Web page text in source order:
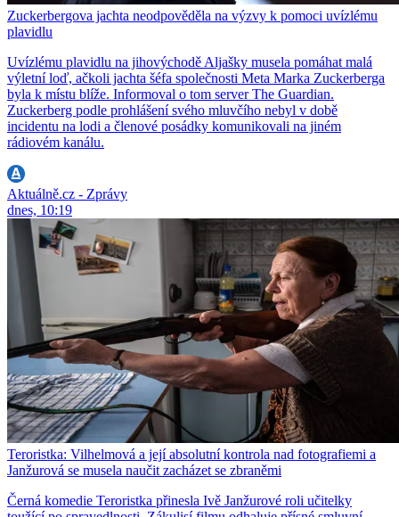
Zuckerbergova jachta neodpověděla na výzvy k pomoci uvízlému
plavidlu
Uvízlému plavidlu na jihovýchodě Aljašky musela pomáhat malá
výletní loď, ačkoli jachta šéfa společnosti Meta Marka Zuckerberga
byla k místu blíže. Informoval o tom server The Guardian.
Zuckerberg podle prohlášení svého mluvčího nebyl v době
incidentu na lodi a členové posádky komunikovali na jiném
rádiovém kanálu.
Aktuálně.cz - Zprávy
dnes, 10:19
Teroristka: Vilhelmová a její absolutní kontrola nad fotografiemi a
Janžurová se musela naučit zacházet se zbraněmi
Černá komedie Teroristka přinesla Ivě Janžurové roli učitelky